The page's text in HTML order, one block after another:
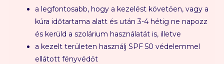
a legfontosabb, hogy a kezelést követően, vagy a
kúra időtartama alatt és után 3-4 hétig ne napozz
és kerüld a szolárium használatát is, illetve
a kezelt területen használj SPF 50 védelemmel
ellátott fényvédőt